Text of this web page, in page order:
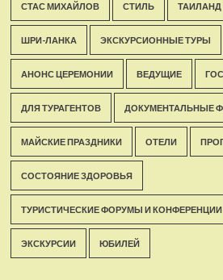
СТАС МИХАЙЛОВ СТИЛЬ ТАИЛАНД
ШРИ-ЛАНКА ЭКСКУРСИОННЫЕ ТУРЫ
АНОНС ЦЕРЕМОНИИ ВЕДУЩИЕ
ДЛЯ ТУРАГЕНТОВ ДОКУМЕНТАЛЬНЫЕ
МАЙСКИЕ ПРАЗДНИКИ ОТЕЛИ
СОСТОЯНИЕ ЗДОРОВЬЯ
ТУРИСТИЧЕСКИЕ ФОРУМЫ И КОНФЕРЕНЦИИ
ЭКСКУРСИИ ЮБИЛЕЙ